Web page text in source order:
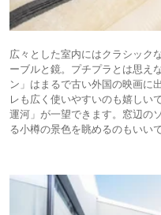
広々とした室内にはクラシック
ーブルと鏡。プチプラとは思え
ン」はまるで古い外国の映画に
レも広く使いやすいのも嬉しい
運河」が一望できます。窓辺の
る小樽の景色を眺めるのもいいで